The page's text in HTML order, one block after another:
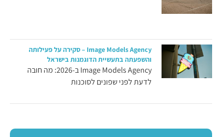
Image Models Agency – סקירה על פעילותה
והשפעתה בתעשיית הדוגמנות בישראל
Image Models Agency ב-2026: מה חובה
לדעת לפני שפונים לסוכנות